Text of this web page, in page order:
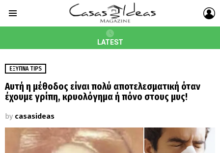
LATEST
ΈΞΥΠΝΑ TIPS
Αυτή η μέθοδος είναι πολύ αποτελεσματική όταν
έχουμε γρίπη, κρυολόγημα ή πόνο στους μυς!
by casasideas